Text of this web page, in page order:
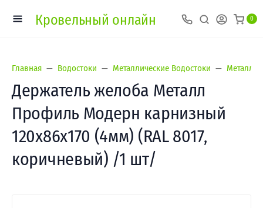
Кровельный онлайн 0
Главная Водостоки Металлические Водостоки Металл
Держатель желоба Металл
Профиль Модерн карнизный
120х86х170 (4мм) (RAL 8017,
коричневый) /1 шт/